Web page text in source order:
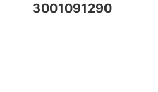
3001091290